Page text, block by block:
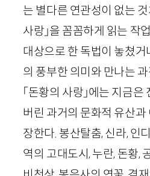
는 별다른 연관성이 없는 것
사랑」을 꼼꼼하게 읽는 작
대상으로 한 독법이 놓쳤
의 풍부한 의미와 만나는
「돈황의 사랑」에는 지금
버린 과거의 문화적 유산
장한다. 봉산탈춤, 신라, 인
역의 고대도시, 누란, 돈황,